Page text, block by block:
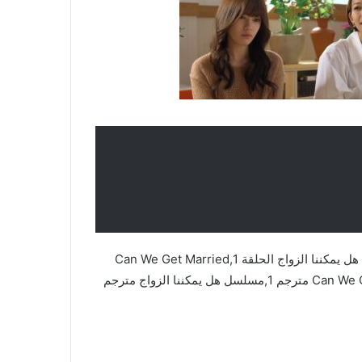
مسلسل هل يمكننا الزواج,Can We Get Married,مسلسل هل يمكننا الزواج الحلقة 1,Can We Get Married